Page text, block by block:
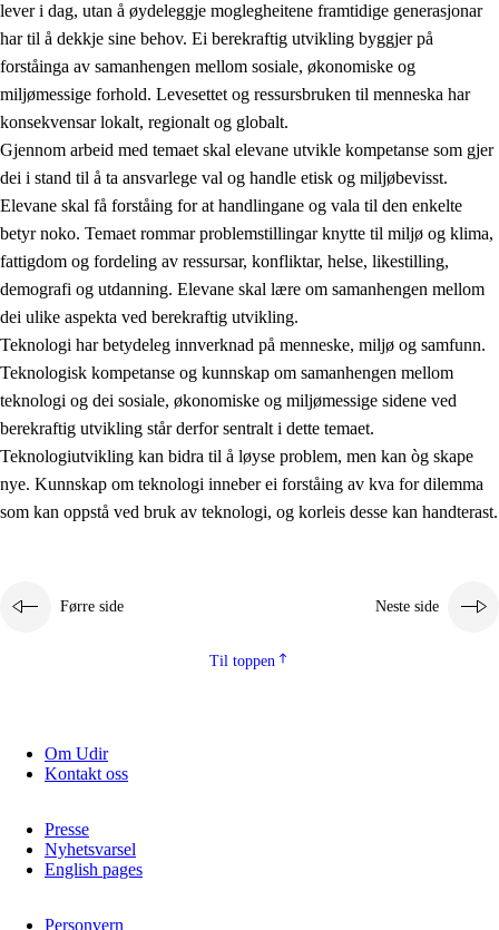
2. Prinsipp for læring, utvikling og danning
2.1 Sosial læring og utvikling
2.2 Kompetanse i faga
2.3 Grunnleggjande ferdigheiter
2.4 Å lære å lære
Tverrfaglege tema
2.5 Tverrfaglege tema
2.5.1 Folkehelse og livsmeistring
2.5.2 Demokrati og medborgarskap
2.5.3 Berekraftig utvikling
lever i dag, utan å øydeleggje moglegheitene framtidige generasjonar
har til å dekkje sine behov. Ei berekraftig utvikling byggjer på
forståinga av samanhengen mellom sosiale, økonomiske og
miljømessige forhold. Levesettet og ressursbruken til menneska har
konsekvensar lokalt, regionalt og globalt.
Gjennom arbeid med temaet skal elevane utvikle kompetanse som gjer
dei i stand til å ta ansvarlege val og handle etisk og miljøbevisst.
Elevane skal få forståing for at handlingane og vala til den enkelte
betyr noko. Temaet rommar problemstillingar knytte til miljø og klima,
fattigdom og fordeling av ressursar, konfliktar, helse, likestilling,
demografi og utdanning. Elevane skal lære om samanhengen mellom
dei ulike aspekta ved berekraftig utvikling.
Teknologi har betydeleg innverknad på menneske, miljø og samfunn.
Teknologisk kompetanse og kunnskap om samanhengen mellom
teknologi og dei sosiale, økonomiske og miljømessige sidene ved
berekraftig utvikling står derfor sentralt i dette temaet.
Teknologiutvikling kan bidra til å løyse problem, men kan òg skape
nye. Kunnskap om teknologi inneber ei forståing av kva for dilemma
som kan oppstå ved bruk av teknologi, og korleis desse kan handterast.
Førre side Neste side
Til toppen
Om Udir
Kontakt oss
Presse
Nyhetsvarsel
English pages
Personvern